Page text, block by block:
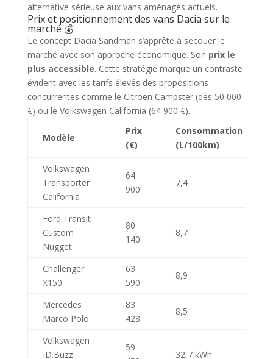
alternative sérieuse aux vans aménagés actuels.
Prix et positionnement des vans Dacia sur le
marché 💰
Le concept Dacia Sandman s’apprête à secouer le
marché avec son approche économique. Son prix le
plus accessible. Cette stratégie marque un contraste
évident avec les tarifs élevés des propositions
concurrentes comme le Citroën Campster (dès 50 000
€) ou le Volkswagen California (64 900 €).
Modèle
Prix
(€)
Consommation
(L/100km)
Volkswagen
Transporter
California
64
900
7,4
Ford Transit
Custom
Nugget
80
140
8,7
Challenger
X150
63
590
8,9
Mercedes
Marco Polo
83
428
8,5
Volkswagen
ID.Buzz
59
32,7 kWh